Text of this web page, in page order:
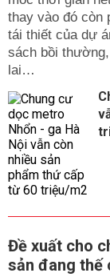
thay vào đó còn
tái thiết của dự
sách bồi
lai…
Đề xuất cho
sản đang thế